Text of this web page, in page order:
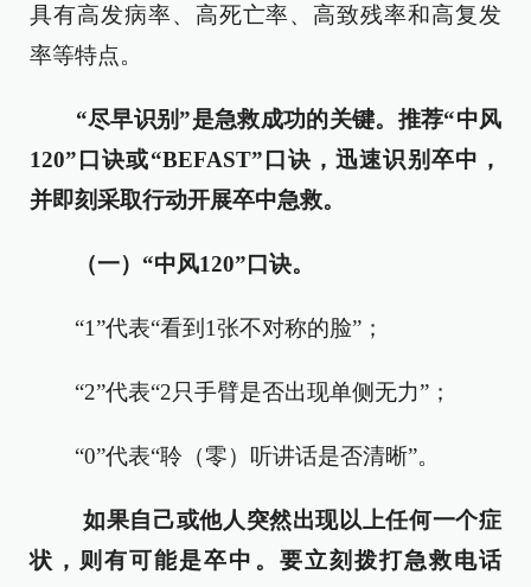
具有高发病率、高死亡率、高致残率和高复发
率等特点。
“尽早识别”是急救成功的关键。推荐“中风
120”口诀或“BEFAST”口诀，迅速识别卒中，
并即刻采取行动开展卒中急救。
（一）“中风120”口诀。
“1”代表“看到1张不对称的脸”；
“2”代表“2只手臂是否出现单侧无力”；
“0”代表“聆（零）听讲话是否清晰”。
如果自己或他人突然出现以上任何一个症
状，则有可能是卒中。要立刻拨打急救电话